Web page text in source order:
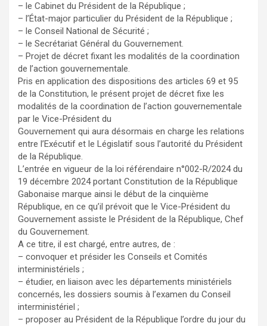
– le Cabinet du Président de la République ;
– l’État-major particulier du Président de la République ;
– le Conseil National de Sécurité ;
– le Secrétariat Général du Gouvernement.
– Projet de décret fixant les modalités de la coordination
de l’action gouvernementale.
Pris en application des dispositions des articles 69 et 95
de la Constitution, le présent projet de décret fixe les
modalités de la coordination de l’action gouvernementale
par le Vice-Président du
Gouvernement qui aura désormais en charge les relations
entre l’Exécutif et le Législatif sous l’autorité du Président
de la République.
L’entrée en vigueur de la loi référendaire n°002-R/2024 du
19 décembre 2024 portant Constitution de la République
Gabonaise marque ainsi le début de la cinquième
République, en ce qu’il prévoit que le Vice-Président du
Gouvernement assiste le Président de la République, Chef
du Gouvernement.
A ce titre, il est chargé, entre autres, de :
– convoquer et présider les Conseils et Comités
interministériels ;
– étudier, en liaison avec les départements ministériels
concernés, les dossiers soumis à l’examen du Conseil
interministériel ;
– proposer au Président de la République l’ordre du jour du